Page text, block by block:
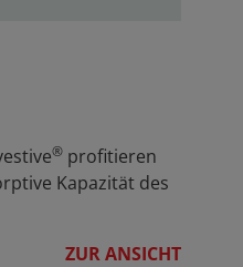
® profitieren
Kapazität des
ZUR ANSICHT